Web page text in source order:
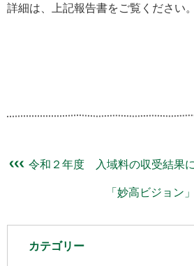
詳細は、上記報告書をご覧ください。
令和２年度 入域料の収受結果
「妙高ビジョン
カテゴリー